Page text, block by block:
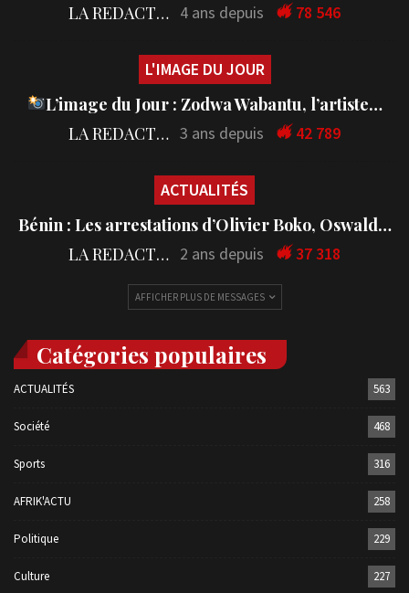
LA REDACTION 4 ans depuis 78 546
L'IMAGE DU JOUR
L’image du Jour : Zodwa Wabantu, l’artiste…
LA REDACTION 3 ans depuis 42 789
ACTUALITÉS
Bénin : Les arrestations d’Olivier Boko, Oswald…
LA REDACTION 2 ans depuis 37 318
AFFICHER PLUS DE MESSAGES
Catégories populaires
ACTUALITÉS 563
Société 468
Sports 316
AFRIK'ACTU 258
Politique 229
Culture 227